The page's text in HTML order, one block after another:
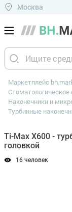
Москва
Маркетплейс
Стоматологическое
Наконечники и
Турбинные
Ti-Max X600 -
головкой
16 человек